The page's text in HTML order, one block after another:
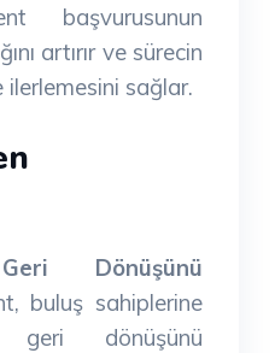
başvurusunun
artırır ve sürecin
ilerlemesini sağlar.
Dönüşünü
buluş sahiplerine
geri dönüşünü